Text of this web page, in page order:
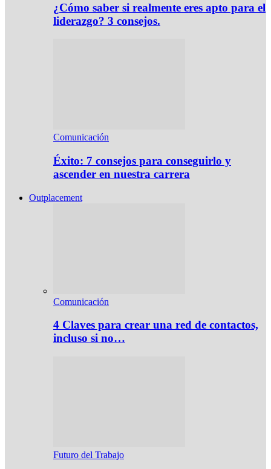
¿Cómo saber si realmente eres apto para el
liderazgo? 3 consejos.
Comunicación
Éxito: 7 consejos para conseguirlo y
ascender en nuestra carrera
Outplacement
Comunicación
4 Claves para crear una red de contactos,
incluso si no…
Futuro del Trabajo